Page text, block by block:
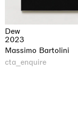
Dew
2023
Massimo Bartolini
cta_enquire